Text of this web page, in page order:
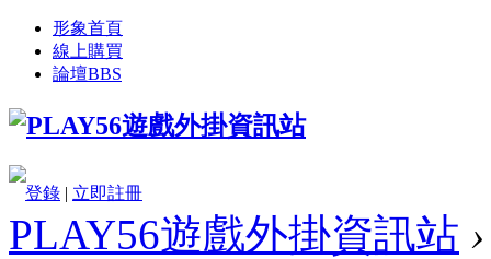
形象首頁
線上購買
論壇BBS
登錄 | 立即註冊
PLAY56遊戲外掛資訊站 ›